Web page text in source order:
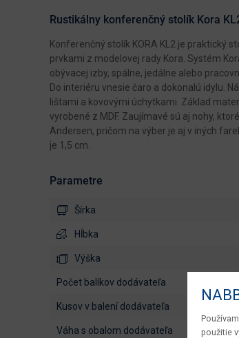
Rustikálny konferenčný stolík Kora
Konferenčný stolík KORA KL2 je praktický
prvkami z modelovej rady Kora. Systém
obývacej izby, spálne, jedálne alebo
Do interiéru vnesie čaro a dokonalú idylu.
lištami a kovovými úchytkami. Základ
vyrobené z MDF. Zaujímavé sú aj nohy,
Andersen, pričom na výber je aj v iných
je 1,5 cm.
Parametre
Šírka
Hĺbka
Výška
počet balíkov dodávateľa
kusov v balení dodávateľa
váha s obalom dodávateľa
použitie